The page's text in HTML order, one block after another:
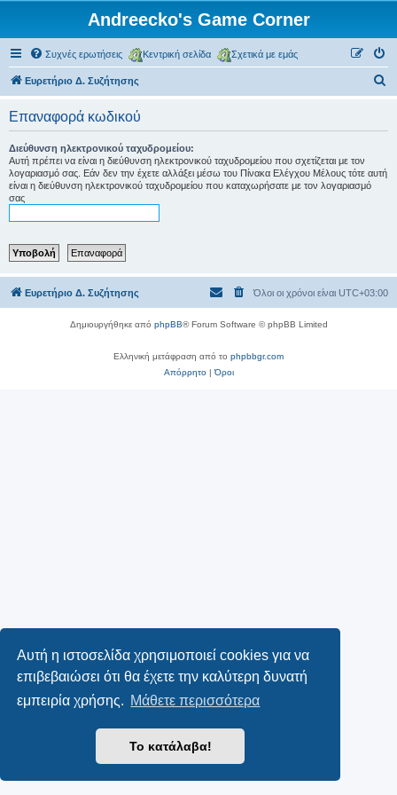
Αυτή η ιστοσελίδα χρησιμοποιεί cookies για να
επιβεβαιώσει ότι θα έχετε την καλύτερη δυνατή
εμπειρία χρήσης. Μάθετε περισσότερα
Το κατάλαβα!
Andreecko's Game Corner
Συχνές ερωτήσεις Κεντρική σελίδα Σχετικά με εμάς
Ευρετήριο Δ. Συζήτησης
Επαναφορά κωδικού
Διεύθυνση ηλεκτρονικού ταχυδρομείου:
Αυτή πρέπει να είναι η διεύθυνση ηλεκτρονικού ταχυδρομείου που σχετίζεται με τον
λογαριασμό σας. Εάν δεν την έχετε αλλάξει μέσω του Πίνακα Ελέγχου Μέλους τότε αυτή
είναι η διεύθυνση ηλεκτρονικού ταχυδρομείου που καταχωρήσατε με τον λογαριασμό
σας
Ευρετήριο Δ. Συζήτησης Όλοι οι χρόνοι είναι UTC+03:00
Δημιουργήθηκε από phpBB® Forum Software © phpBB Limited
Ελληνική μετάφραση από το phpbbgr.com
Απόρρητο|Όροι